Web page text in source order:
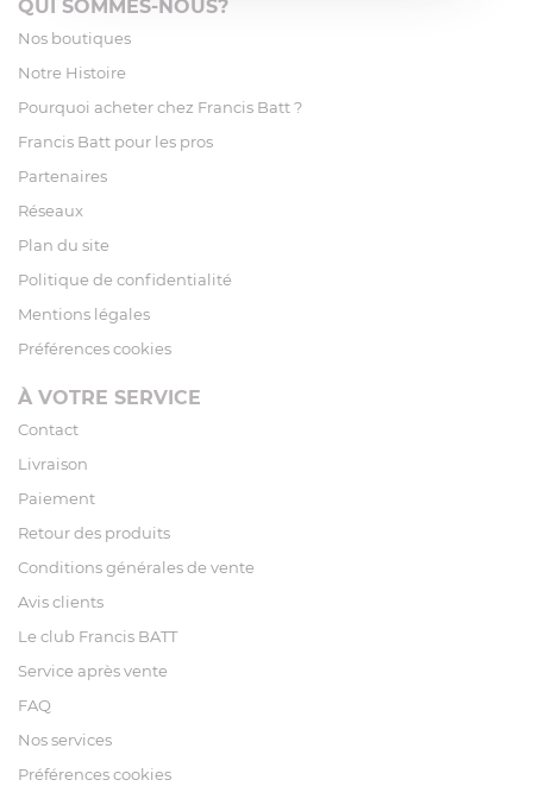
QUI SOMMES-NOUS?
Nos boutiques
Notre Histoire
Pourquoi acheter chez Francis Batt ?
Francis Batt pour les pros
Partenaires
Réseaux
Plan du site
Politique de confidentialité
Mentions légales
Préférences cookies
À VOTRE SERVICE
Contact
Livraison
Paiement
Retour des produits
Conditions générales de vente
Avis clients
Le club Francis BATT
Service après vente
FAQ
Nos services
Préférences cookies